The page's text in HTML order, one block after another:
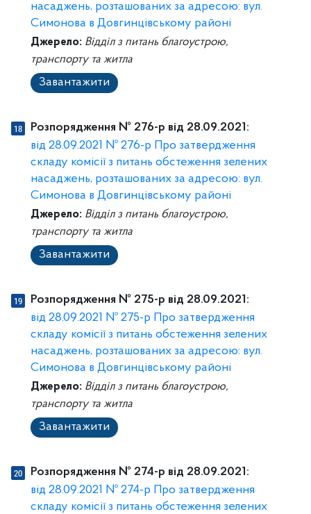
насаджень, розташованих за адресою: вул.
Симонова в Довгинцівському районі
Джерело: Відділ з питань благоустрою,
транспорту та житла
Завантажити
Розпорядження № 276-р від 28.09.2021:
від 28.09.2021 № 276-р Про затвердження
складу комісії з питань обстеження зелених
насаджень, розташованих за адресою: вул.
Симонова в Довгинцівському районі
Джерело: Відділ з питань благоустрою,
транспорту та житла
Завантажити
Розпорядження № 275-р від 28.09.2021:
від 28.09.2021 № 275-р Про затвердження
складу комісії з питань обстеження зелених
насаджень, розташованих за адресою: вул.
Симонова в Довгинцівському районі
Джерело: Відділ з питань благоустрою,
транспорту та житла
Завантажити
Розпорядження № 274-р від 28.09.2021:
від 28.09.2021 № 274-р Про затвердження
складу комісії з питань обстеження зелених